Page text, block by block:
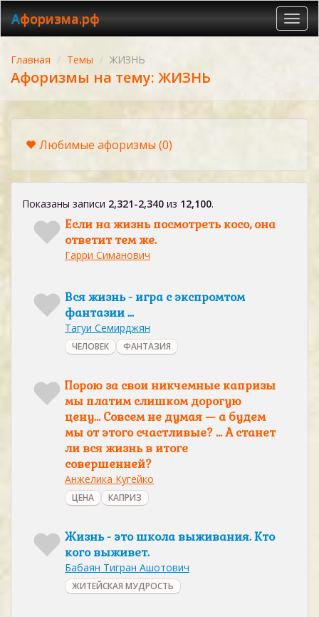
Афоризма.рф
Главная Темы ЖИЗНЬ
Афоризмы на тему: ЖИЗНЬ
Любимые афоризмы (0)
Показаны записи 2,321-2,340 из 12,100.
Если на жизнь посмотреть косо, она
ответит тем же.
Гарри Симанович
Вся жизнь - игра с экспромтом
фантазии ...
Тагуи Семирджян
ЧЕЛОВЕК ФАНТАЗИЯ
Порою за свои никчемные капризы
мы платим слишком дорогую
цену… Совсем не думая — а будем
мы от этого счастливые? … А станет
ли вся жизнь в итоге
совершенней?
Анжелика Кугейко
ЦЕНА КАПРИЗ
Жизнь - это школа выживания. Кто
кого выживет.
Бабаян Тигран Ашотович
ЖИТЕЙСКАЯ МУДРОСТЬ